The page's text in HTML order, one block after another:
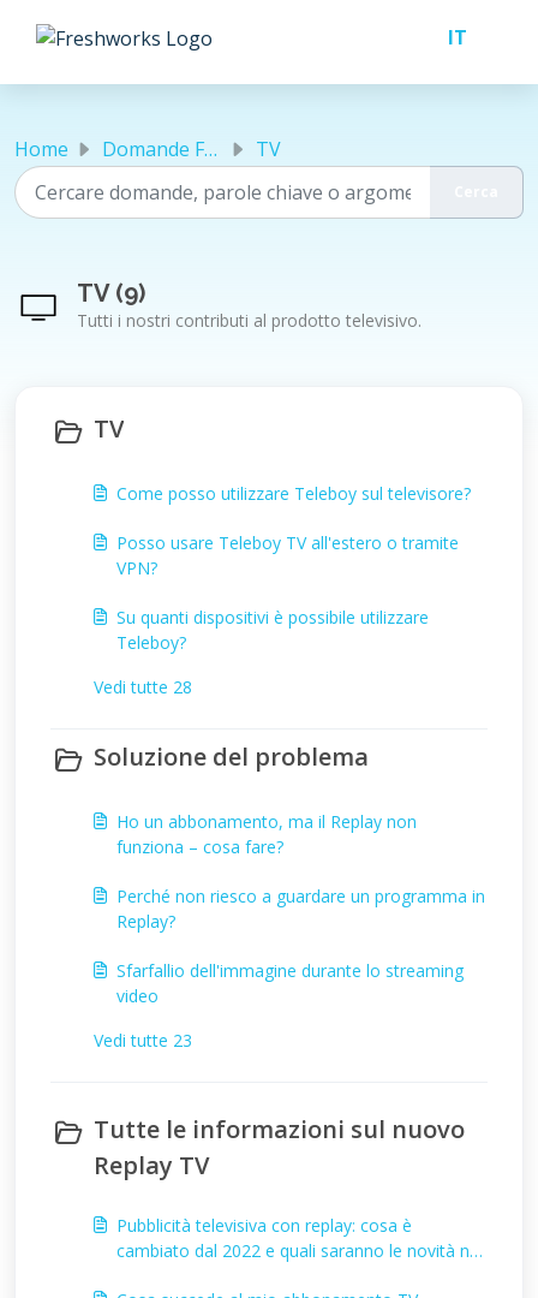
Home Domande Frequenti (FAQ) TV
TV (9)
Tutti i nostri contributi al prodotto televisivo.
TV
Come posso utilizzare Teleboy sul televisore?
Posso usare Teleboy TV all'estero o tramite
VPN?
Su quanti dispositivi è possibile utilizzare
Teleboy?
Vedi tutte 28
Soluzione del problema
Ho un abbonamento, ma il Replay non
funziona – cosa fare?
Perché non riesco a guardare un programma in
Replay?
Sfarfallio dell'immagine durante lo streaming
video
Vedi tutte 23
Tutte le informazioni sul nuovo
Replay TV
Pubblicità televisiva con replay: cosa è
cambiato dal 2022 e quali saranno le novità nel